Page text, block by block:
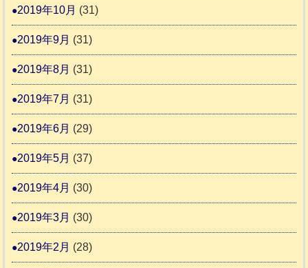
2019年10月 (31)
2019年9月 (31)
2019年8月 (31)
2019年7月 (31)
2019年6月 (29)
2019年5月 (37)
2019年4月 (30)
2019年3月 (30)
2019年2月 (28)